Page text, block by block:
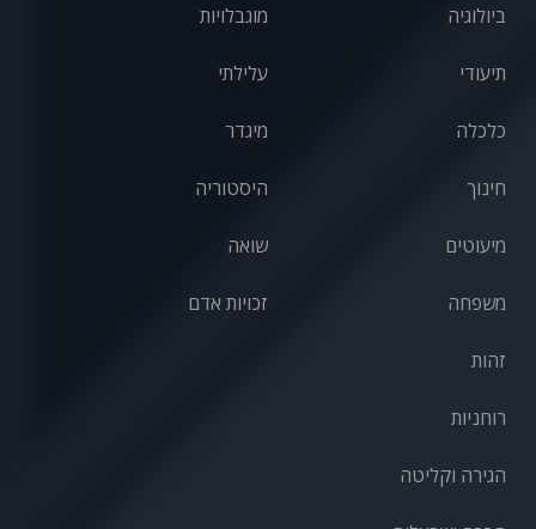
ביולוגיה מוגבלויות
תיעודי
כלכלה
חינוך
מיעוטים
משפחה
עלילתי
מיגדר
היסטוריה
שואה
זכויות אדם
זהות
רוחניות
הגירה וקליטה